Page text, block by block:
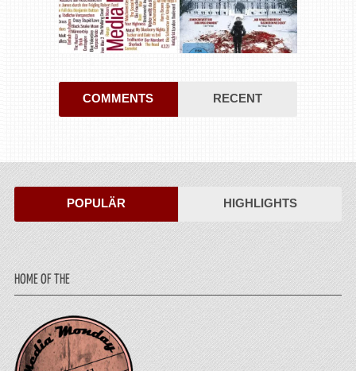
COMMENTS RECENT
POPULÄR HIGHLIGHTS
HOME OF THE